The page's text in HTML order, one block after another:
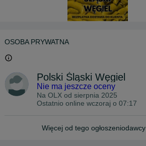
OSOBA PRYWATNA
Polski Śląski Węgiel
Nie ma jeszcze oceny
Na OLX od sierpnia 2025
Ostatnio online wczoraj o 07:17
Więcej od tego ogłoszeniodawcy